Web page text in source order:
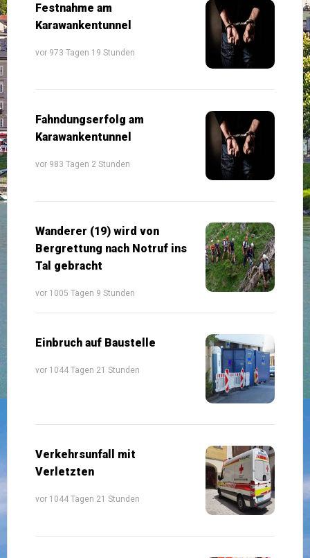
Festnahme am
Karawankentunnel
vor 973 Tagen 19 Stunden
Fahndungserfolg am
Karawankentunnel
vor 983 Tagen 2 Stunden
Wanderer (19) wird von
Bergrettung nach Notruf ins
Tal gebracht
vor 1005 Tagen 9 Stunden
Einbruch auf Baustelle
vor 1044 Tagen 21 Stunden
Verkehrsunfall mit
Verletzten
vor 1044 Tagen 21 Stunden